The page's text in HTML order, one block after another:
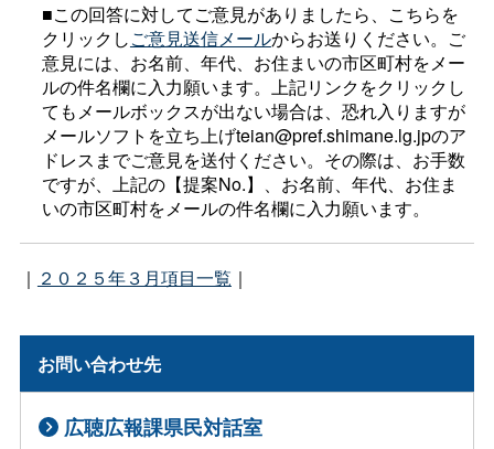
■この回答に対してご意見がありましたら、こちらを
クリックしご意見送信メールからお送りください。ご
意見には、お名前、年代、お住まいの市区町村をメー
ルの件名欄に入力願います。上記リンクをクリックし
てもメールボックスが出ない場合は、恐れ入りますが
メールソフトを立ち上げteian@pref.shimane.lg.jpのア
ドレスまでご意見を送付ください。その際は、お手数
ですが、上記の【提案No.】、お名前、年代、お住ま
いの市区町村をメールの件名欄に入力願います。
｜ ２０２５年３月項目一覧 ｜
お問い合わせ先
広聴広報課県民対話室